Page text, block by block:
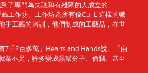
了專門為失聰和有殘障的人成立的
工作坊。工作坊為所有像Cui Li這樣的職
手工藝的培訓，他們制成的工藝品，在世
7千2百多萬」Hearts and Hands說。「由
業不足，許多變成黑幫分子、偷竊、甚至